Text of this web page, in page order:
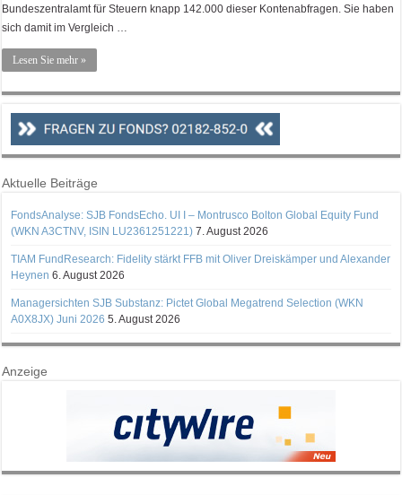
Bundeszentralamt für Steuern knapp 142.000 dieser Kontenabfragen. Sie haben
sich damit im Vergleich …
Lesen Sie mehr »
Aktuelle Beiträge
FondsAnalyse: SJB FondsEcho. UI I – Montrusco Bolton Global Equity Fund
(WKN A3CTNV, ISIN LU2361251221) 7. August 2026
TIAM FundResearch: Fidelity stärkt FFB mit Oliver Dreiskämper und Alexander
Heynen 6. August 2026
Managersichten SJB Substanz: Pictet Global Megatrend Selection (WKN
A0X8JX) Juni 2026 5. August 2026
Anzeige